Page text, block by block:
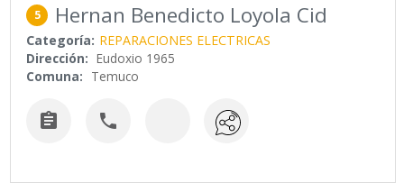
5 Hernan Benedicto Loyola Cid
Categoría: REPARACIONES ELECTRICAS
Dirección: Eudoxio 1965
Comuna: Temuco
 